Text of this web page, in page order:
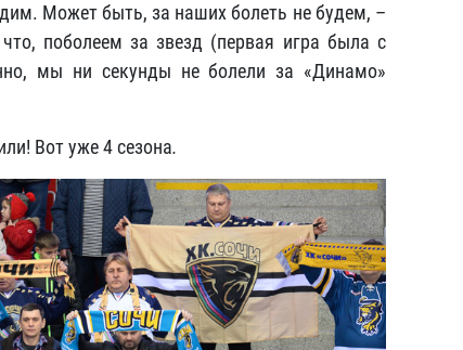
Может быть, за наших болеть не будем, –
поболеем за звезд (первая игра была с
мы ни секунды не болели за «Динамо»
Вот уже 4 сезона.